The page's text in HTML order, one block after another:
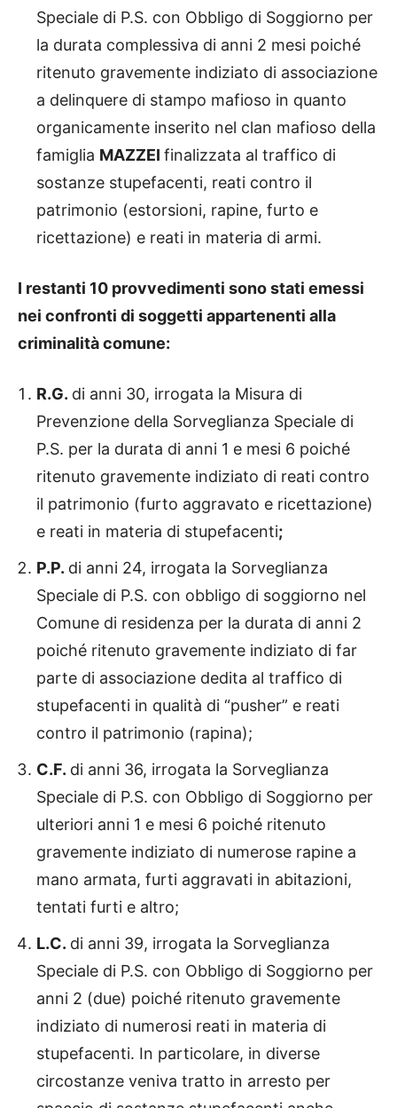
Speciale di P.S. con Obbligo di Soggiorno per
la durata complessiva di anni 2 mesi poiché
ritenuto gravemente indiziato di associazione
a delinquere di stampo mafioso in quanto
organicamente inserito nel clan mafioso della
famiglia MAZZEI finalizzata al traffico di
sostanze stupefacenti, reati contro il
patrimonio (estorsioni, rapine, furto e
ricettazione) e reati in materia di armi.
I restanti 10 provvedimenti sono stati emessi
nei confronti di soggetti appartenenti alla
criminalità comune:
R.G. di anni 30, irrogata la Misura di
Prevenzione della Sorveglianza Speciale di
P.S. per la durata di anni 1 e mesi 6 poiché
ritenuto gravemente indiziato di reati contro
il patrimonio (furto aggravato e ricettazione)
e reati in materia di stupefacenti;
P.P. di anni 24, irrogata la Sorveglianza
Speciale di P.S. con obbligo di soggiorno nel
Comune di residenza per la durata di anni 2
poiché ritenuto gravemente indiziato di far
parte di associazione dedita al traffico di
stupefacenti in qualità di “pusher” e reati
contro il patrimonio (rapina);
C.F. di anni 36, irrogata la Sorveglianza
Speciale di P.S. con Obbligo di Soggiorno per
ulteriori anni 1 e mesi 6 poiché ritenuto
gravemente indiziato di numerose rapine a
mano armata, furti aggravati in abitazioni,
tentati furti e altro;
L.C. di anni 39, irrogata la Sorveglianza
Speciale di P.S. con Obbligo di Soggiorno per
anni 2 (due) poiché ritenuto gravemente
indiziato di numerosi reati in materia di
stupefacenti. In particolare, in diverse
circostanze veniva tratto in arresto per